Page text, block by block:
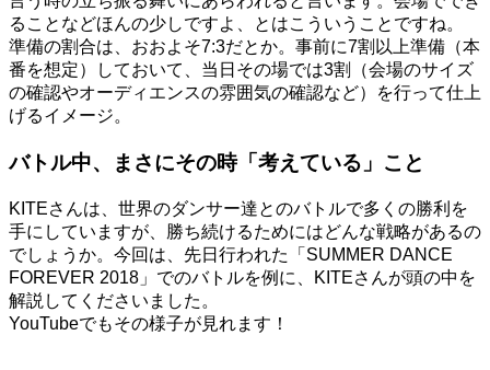
ることなどほんの少しですよ、とはこういうことですね。
準備の割合は、おおよそ7:3だとか。事前に7割以上準備（本
番を想定）しておいて、当日その場では3割（会場のサイズ
の確認やオーディエンスの雰囲気の確認など）を行って仕上
げるイメージ。
バトル中、まさにその時「考えている」こと
KITEさんは、世界のダンサー達とのバトルで多くの勝利を
手にしていますが、勝ち続けるためにはどんな戦略があるの
でしょうか。今回は、先日行われた「SUMMER DANCE
FOREVER 2018」でのバトルを例に、KITEさんが頭の中を
解説してくださいました。
YouTubeでもその様子が見れます！